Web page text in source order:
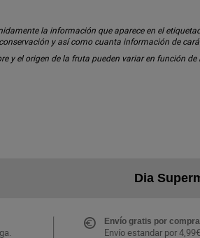
la información que aparece en el
y así como cuanta información de
y el origen de la fruta pueden variar en función de
Dia
Envío gratis por
Envío estandar por 4,99€